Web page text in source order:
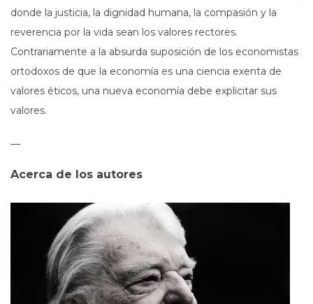
donde la justicia, la dignidad humana, la compasión y la
reverencia por la vida sean los valores rectores.
Contrariamente a la absurda suposición de los economistas
ortodoxos de que la economía es una ciencia exenta de
valores éticos, una nueva economía debe explicitar sus
valores.
—
Acerca de los autores